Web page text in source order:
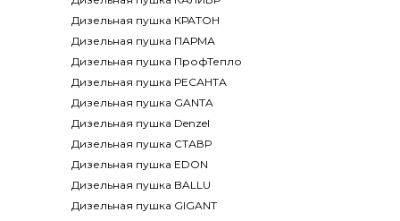
Дизельная пушка КРАТОН
Дизельная пушка ПАРМА
Дизельная пушка ПрофТепло
Дизельная пушка РЕСАНТА
Дизельная пушка GANTA
Дизельная пушка Denzel
Дизельная пушка СТАВР
Дизельная пушка EDON
Дизельная пушка BALLU
Дизельная пушка GIGANT